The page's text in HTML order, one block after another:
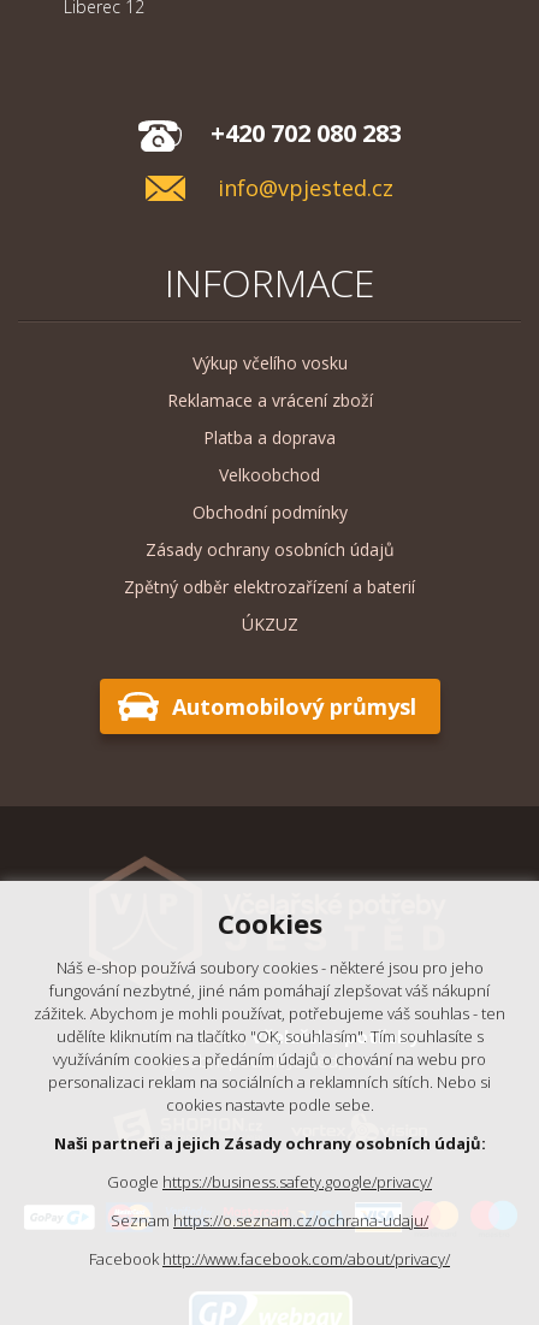
Liberec 12
+420 702 080 283
info@vpjested.cz
INFORMACE
Výkup včelího vosku
Reklamace a vrácení zboží
Platba a doprava
Velkoobchod
Obchodní podmínky
Zásady ochrany osobních údajů
Zpětný odběr elektrozařízení a baterií
ÚKZUZ
Automobilový průmysl
© 2018 - 2026, Včelařské potřeby
- Výrobní podnik Ještěd, s.r.o.
Cookies
Náš e-shop používá soubory cookies - některé jsou pro jeho
fungování nezbytné, jiné nám pomáhají zlepšovat váš nákupní
zážitek. Abychom je mohli používat, potřebujeme váš souhlas - ten
udělíte kliknutím na tlačítko "OK, souhlasím". Tím souhlasíte s
využíváním cookies a předáním údajů o chování na webu pro
personalizaci reklam na sociálních a reklamních sítích. Nebo si
cookies nastavte podle sebe.
Naši partneři a jejich Zásady ochrany osobních údajů:
Google https://business.safety.google/privacy/
Seznam https://o.seznam.cz/ochrana-udaju/
Facebook http://www.facebook.com/about/privacy/